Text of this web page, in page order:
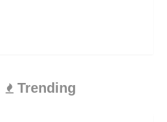
Trending